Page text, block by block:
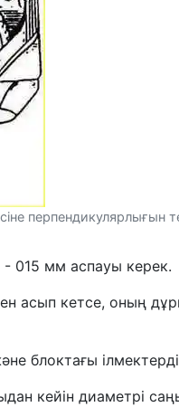
перпендикулярлығын
- 015 мм аспауы керек.
асып кетсе, оның
блоктағы
кейін диаметрі